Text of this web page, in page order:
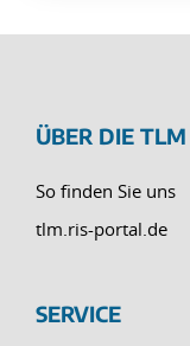
ÜBER DIE TLM
So finden Sie uns
tlm.ris-portal.de
SERVICE